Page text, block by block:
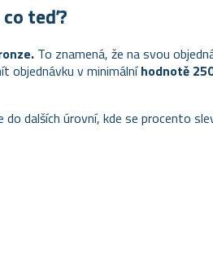
teď?
To znamená, že na svou
objednávku v minimálníhodnotě
dalších úrovní, kde se procento